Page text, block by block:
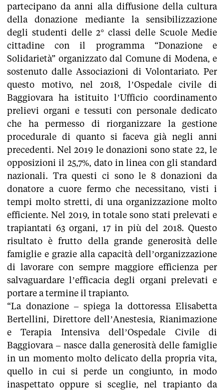
partecipano da anni alla diffusione della cultura
della donazione mediante la sensibilizzazione
degli studenti delle 2° classi delle Scuole Medie
cittadine con il programma “Donazione e
Solidarietà” organizzato dal Comune di Modena, e
sostenuto dalle Associazioni di Volontariato. Per
questo motivo, nel 2018, l’Ospedale civile di
Baggiovara ha istituito l’Ufficio coordinamento
prelievi organi e tessuti con personale dedicato
che ha permesso di riorganizzare la gestione
procedurale di quanto si faceva già negli anni
precedenti. Nel 2019 le donazioni sono state 22, le
opposizioni il 25,7%, dato in linea con gli standard
nazionali. Tra questi ci sono le 8 donazioni da
donatore a cuore fermo che necessitano, visti i
tempi molto stretti, di una organizzazione molto
efficiente. Nel 2019, in totale sono stati prelevati e
trapiantati 63 organi, 17 in più del 2018. Questo
risultato è frutto della grande generosità delle
famiglie e grazie alla capacità dell’organizzazione
di lavorare con sempre maggiore efficienza per
salvaguardare l’efficacia degli organi prelevati e
portare a termine il trapianto.
“La donazione – spiega la dottoressa Elisabetta
Bertellini, Direttore dell’Anestesia, Rianimazione
e Terapia Intensiva dell’Ospedale Civile di
Baggiovara – nasce dalla generosità delle famiglie
in un momento molto delicato della propria vita,
quello in cui si perde un congiunto, in modo
inaspettato oppure si sceglie, nel trapianto da